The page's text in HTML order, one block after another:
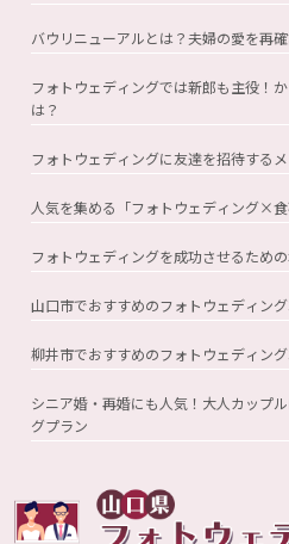
バウリニューアルとは？夫婦の愛を再
フォトウェディングでは新郎も主役！
は？
フォトウェディングに友達を招待する
人気を集める「フォトウェディング×
フォトウェディングを成功させるため
山口市でおすすめのフォトウェディン
柳井市でおすすめのフォトウェディン
シニア婚・再婚にも人気！大人カップ
グプラン